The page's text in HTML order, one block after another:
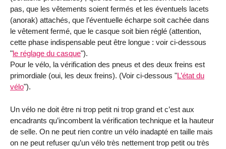
pas, que les vêtements soient fermés et les éventuels lacets
(anorak) attachés, que l’éventuelle écharpe soit cachée dans
le vêtement fermé, que le casque soit bien réglé (attention,
cette phase indispensable peut être longue : voir ci-dessous
"le réglage du casque").
Pour le vélo, la vérification des pneus et des deux freins est
primordiale (oui, les deux freins). (Voir ci-dessous "L’état du
vélo").
Un vélo ne doit être ni trop petit ni trop grand et c’est aux
encadrants qu’incombent la vérification technique et la hauteur
de selle. On ne peut rien contre un vélo inadapté en taille mais
on ne peut refuser qu’un vélo très nettement trop petit ou très